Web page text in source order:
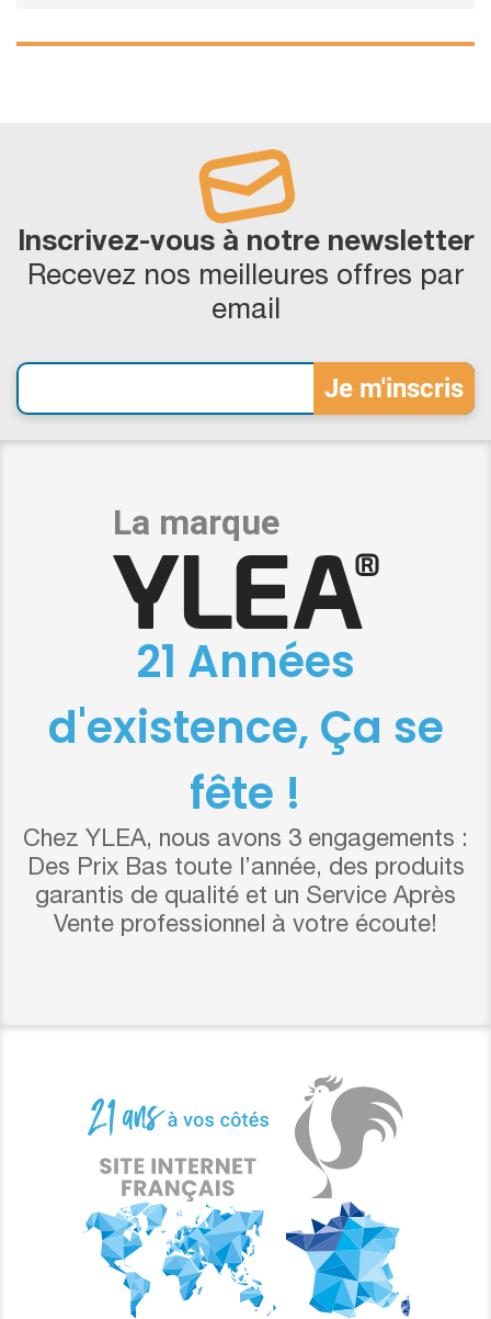
Inscrivez-vous à notre newsletter
Recevez nos meilleures offres par
email
21 Années
d'existence, Ça se
fête !
Chez YLEA, nous avons 3 engagements :
Des Prix Bas toute l’année, des produits
garantis de qualité et un Service Après
Vente professionnel à votre écoute!